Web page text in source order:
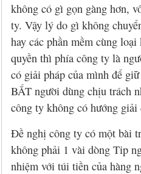
không có gì gọn gàng hơn,
ty. Vậy lý do gì không
hay các phần mềm cùng
quyền thì phía công ty là
có giải pháp của mình để
BẮT người dùng chịu trách
công ty không có hướng giải
Đề nghị công ty có một bài
không phải 1 vài dòng Tip
nhiệm với túi tiền của hàng